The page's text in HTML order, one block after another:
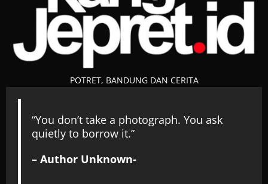
POTRET, BANDUNG DAN CERITA
“You don’t take a photograph. You ask
quietly to borrow it.”
– Author Unknown-